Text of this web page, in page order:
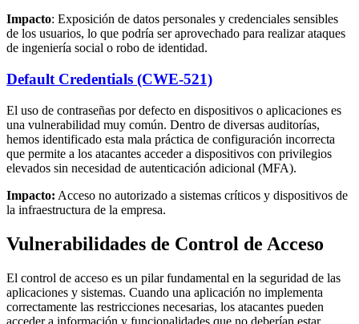
Impacto: Exposición de datos personales y credenciales sensibles
de los usuarios, lo que podría ser aprovechado para realizar ataques
de ingeniería social o robo de identidad.
Default Credentials (CWE-521)
El uso de contraseñas por defecto en dispositivos o aplicaciones es
una vulnerabilidad muy común. Dentro de diversas auditorías,
hemos identificado esta mala práctica de configuración incorrecta
que permite a los atacantes acceder a dispositivos con privilegios
elevados sin necesidad de autenticación adicional (MFA).
Impacto: Acceso no autorizado a sistemas críticos y dispositivos de
la infraestructura de la empresa.
Vulnerabilidades de Control de Acceso
El control de acceso es un pilar fundamental en la seguridad de las
aplicaciones y sistemas. Cuando una aplicación no implementa
correctamente las restricciones necesarias, los atacantes pueden
acceder a información y funcionalidades que no deberían estar